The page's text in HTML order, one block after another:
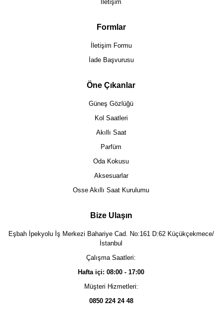
İletişim
Formlar
İletişim Formu
İade Başvurusu
Öne Çıkanlar
Güneş Gözlüğü
Kol Saatleri
Akıllı Saat
Parfüm
Oda Kokusu
Aksesuarlar
Osse Akıllı Saat Kurulumu
Bize Ulaşın
Eşbah İpekyolu İş Merkezi Bahariye Cad. No:161 D:62 Küçükçekmece/
İstanbul
Çalışma Saatleri:
Hafta içi: 08:00 - 17:00
Müşteri Hizmetleri:
0850 224 24 48